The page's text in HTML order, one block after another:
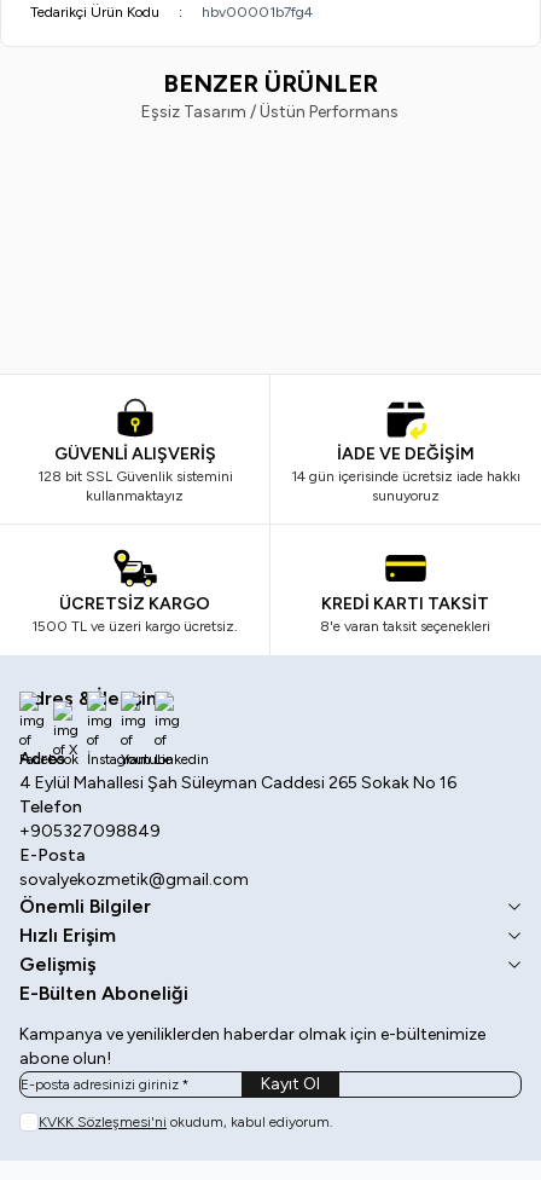
Tedarikçi Ürün Kodu
: hbv00001b7fg4
BENZER ÜRÜNLER
Eşsiz Tasarım / Üstün Performans
GÜVENLİ ALIŞVERİŞ
128 bit SSL Güvenlik sistemini
kullanmaktayız
İADE VE DEĞİŞİM
14 gün içerisinde ücretsiz iade hakkı
sunuyoruz
ÜCRETSİZ KARGO
1500 TL ve üzeri kargo ücretsiz.
KREDİ KARTI TAKSİT
8'e varan taksit seçenekleri
Adres & İletişim
Adres
4 Eylül Mahallesi Şah Süleyman Caddesi 265 Sokak No 16
Telefon
+905327098849
E-Posta
sovalyekozmetik@gmail.com
Facebook
X İnstagram
Youtube
Önemli Bilgiler
Hızlı Erişim
Gelişmiş
E-Bülten Aboneliği
Kampanya ve yeniliklerden haberdar olmak için e-bültenimize
abone olun!
Kayıt Ol
KVKK Sözleşmesi'ni okudum, kabul ediyorum.